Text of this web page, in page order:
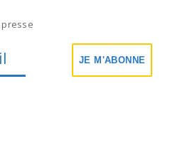
presse
JE M'ABONNE